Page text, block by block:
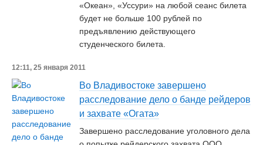
«Океан», «Уссури» на любой сеанс билета
будет не больше 100 рублей по
предъявлению действующего
студенческого билета.
12:11, 25 января 2011
Во Владивостоке завершено
расследование дело о банде рейдеров
и захвате «Огата»
Завершено расследование уголовного дела